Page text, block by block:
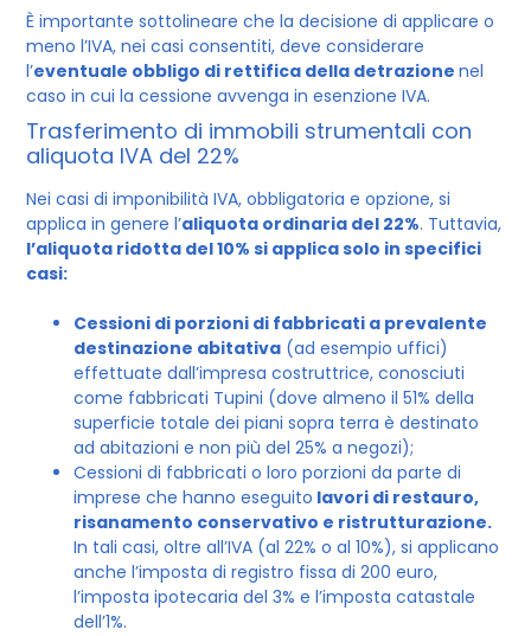
È importante sottolineare che la decisione di applicare o
meno l’IVA, nei casi consentiti, deve considerare
l’eventuale obbligo di rettifica della detrazionenel
caso in cui la cessione avvenga in esenzione IVA.
Trasferimento di immobili strumentali con
aliquota IVA del 22%
Nei casi di imponibilità IVA, obbligatoria e opzione, si
applica in genere l’aliquota ordinaria del 22%. Tuttavia,
l’aliquota ridotta del 10% si applica solo in specifici
casi:
Cessioni di porzioni di fabbricati a prevalente
destinazione abitativa (ad esempio uffici)
effettuate dall’impresa costruttrice, conosciuti
come fabbricati Tupini (dove almeno il 51% della
superficie totale dei piani sopra terra è destinato
ad abitazioni e non più del 25% a negozi);
Cessioni di fabbricati o loro porzioni da parte di
imprese che hanno eseguito lavori di restauro,
risanamento conservativo e ristrutturazione.
In tali casi, oltre all’IVA (al 22% o al 10%), si applicano
anche l’imposta di registro fissa di 200 euro,
l’imposta ipotecaria del 3% e l’imposta catastale
dell’1%.